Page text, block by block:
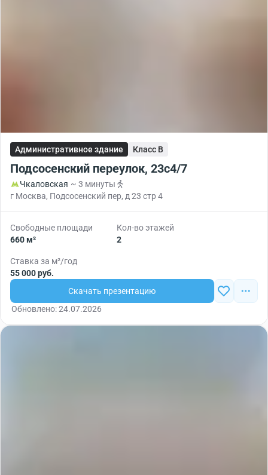
Административное здание Класс B
Подсосенский переулок, 23с4/7
Чкаловская ~ 3 минуты
г Москва, Подсосенский пер, д 23 стр 4
Свободные площади
660 м²
Кол-во этажей
2
Ставка за м²/год
55 000 руб.
Скачать презентацию
Обновлено: 24.07.2026